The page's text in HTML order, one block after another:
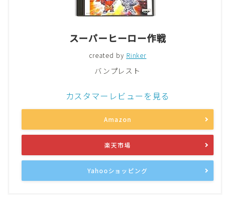
スーパーヒーロー作戦
created by Rinker
バンプレスト
カスタマーレビューを見る
Amazon
楽天市場
Yahooショッピング